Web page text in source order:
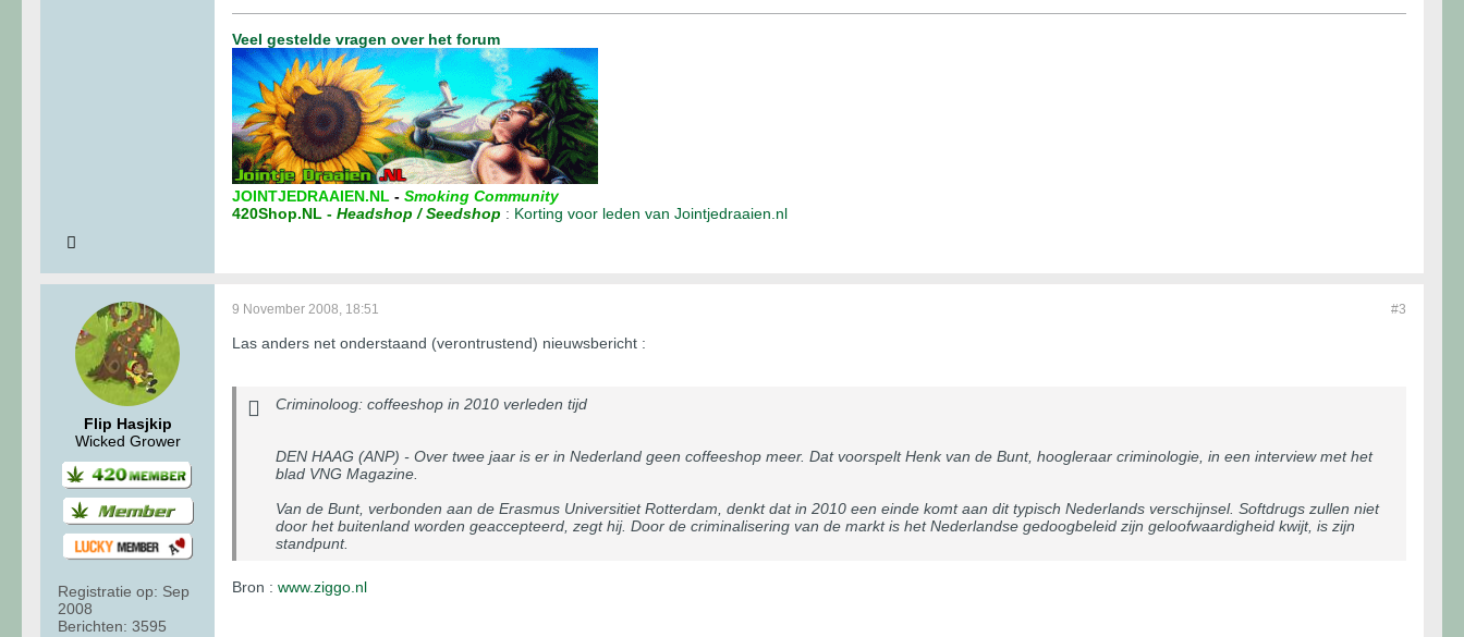
Veel gestelde vragen over het forum
JOINTJEDRAAIEN.NL - Smoking Community
420Shop.NL - Headshop / Seedshop : Korting voor leden van Jointjedraaien.nl
Flip Hasjkip
Wicked Grower
Registratie op: Sep
2008
Berichten: 3595
#3
9 November 2008, 18:51
Las anders net onderstaand (verontrustend) nieuwsbericht :
Criminoloog: coffeeshop in 2010 verleden tijd
DEN HAAG (ANP) - Over twee jaar is er in Nederland geen coffeeshop meer. Dat voorspelt Henk van de Bunt, hoogleraar criminologie, in een interview met het
blad VNG Magazine.
Van de Bunt, verbonden aan de Erasmus Universitiet Rotterdam, denkt dat in 2010 een einde komt aan dit typisch Nederlands verschijnsel. Softdrugs zullen niet
door het buitenland worden geaccepteerd, zegt hij. Door de criminalisering van de markt is het Nederlandse gedoogbeleid zijn geloofwaardigheid kwijt, is zijn
standpunt.
Bron : www.ziggo.nl